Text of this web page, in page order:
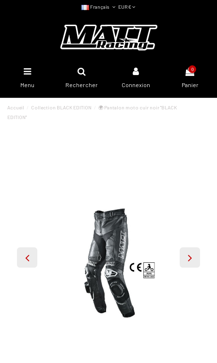
Français EUR €
Menu Rechercher Connexion
0
Panier
Accueil Collection BLACK EDITION
🌍 Pantalon moto cuir noir "BLACK
EDITION"